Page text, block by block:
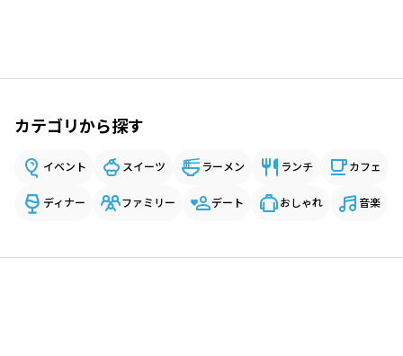
カテゴリから探す
イベント スイーツ ラーメン ランチ カフェ
ディナー ファミリー デート おしゃれ 音楽